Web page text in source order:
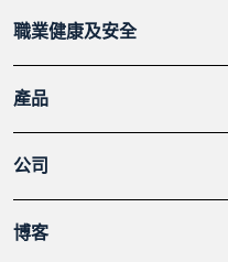
職業健康及安全
產品
公司
博客